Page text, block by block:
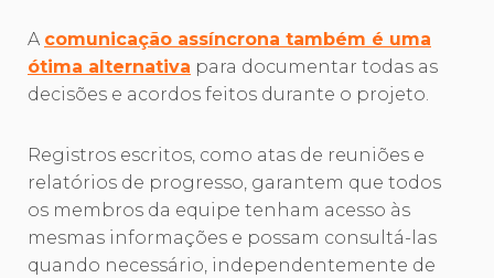
A comunicação assíncrona também é uma
ótima alternativa para documentar todas as
decisões e acordos feitos durante o projeto.
Registros escritos, como atas de reuniões e
relatórios de progresso, garantem que todos
os membros da equipe tenham acesso às
mesmas informações e possam consultá-las
quando necessário, independentemente de